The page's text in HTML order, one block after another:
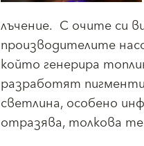
лъчение. С очите си
производителите
който генерира
разработят
светлина, особено
отразява, толкова